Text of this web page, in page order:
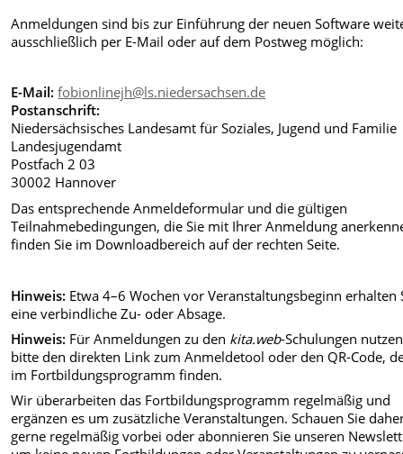
Anmeldungen sind bis zur Einführung der neuen Software
ausschließlich per E-Mail oder auf dem Postweg möglich:
E-Mail: fobionlinejh@ls.niedersachsen.de
Postanschrift:
Niedersächsisches Landesamt für Soziales, Jugend und Familie
Landesjugendamt
Postfach 2 03
30002 Hannover
Das entsprechende Anmeldeformular und die gültigen
Teilnahmebedingungen, die Sie mit Ihrer Anmeldung
finden Sie im Downloadbereich auf der rechten Seite.
Hinweis: Etwa 4–6 Wochen vor Veranstaltungsbeginn erhalten
eine verbindliche Zu- oder Absage.
Hinweis: Für Anmeldungen zu den kita.web-Schulungen
bitte den direkten Link zum Anmeldetool oder den QR-Code,
im Fortbildungsprogramm finden.
Wir überarbeiten das Fortbildungsprogramm regelmäßig und
ergänzen es um zusätzliche Veranstaltungen. Schauen Sie
gerne regelmäßig vorbei oder abonnieren Sie unseren